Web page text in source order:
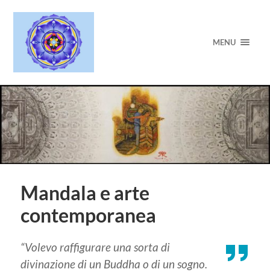
MENU
Mandala e arte
contemporanea
“Volevo raffigurare una sorta di
divinazione di un Buddha o di un sogno.